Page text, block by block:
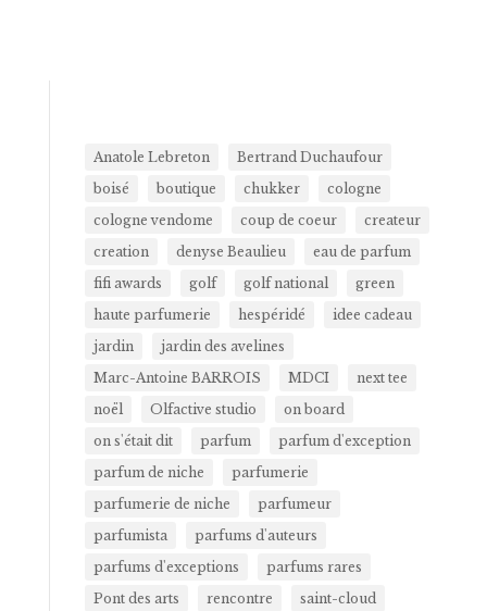
Anatole Lebreton
Bertrand Duchaufour
boisé
boutique chukker
cologne
cologne vendome
coup de coeur
createur
creation
denyse Beaulieu
eau de parfum
fifi awards
golf golf national
green
haute parfumerie
hespéridé
idee cadeau
jardin
jardin des avelines
Marc-Antoine BARROIS
MDCI
next tee
noël
Olfactive studio
on board
on s'était dit
parfum
parfum d'exception
parfum de niche
parfumerie
parfumerie de niche
parfumeur
parfumista
parfums d'auteurs
parfums d'exceptions
parfums rares
Pont des arts
rencontre
saint-cloud